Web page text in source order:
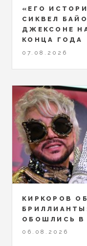
«ЕГО
СИКВЕЛ
ДЖЕКСОНЕ
КОНЦА ГОДА
07.08.2026
КИРКОРОВ
ОБОШЛИСЬ В
06.08.2026